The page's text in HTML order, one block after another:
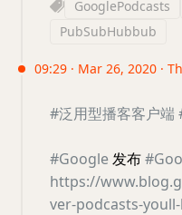
GooglePodcasts
PubSubHubbub
09:29 · Mar 26, 2020 ·
#泛用型播客客户端
#Google发布
https://
ver-podcasts-